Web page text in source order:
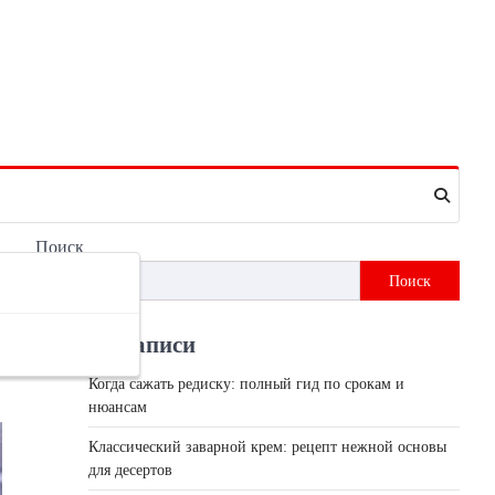
Поиск
Поиск
Недавні записи
Когда сажать редиску: полный гид по срокам и
нюансам
Классический заварной крем: рецепт нежной основы
для десертов